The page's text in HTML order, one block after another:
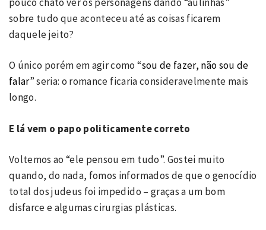
sobre tudo que aconteceu até as coisas ficarem
daquele jeito?
O único porém em agir como “sou de fazer, não sou de
falar” seria: o romance ficaria consideravelmente mais
longo.
E lá vem o papo politicamente correto
Voltemos ao “ele pensou em tudo”. Gostei muito
quando, do nada, fomos informados de que o genocídio
total dos judeus foi impedido – graças a um bom
disfarce e algumas cirurgias plásticas.